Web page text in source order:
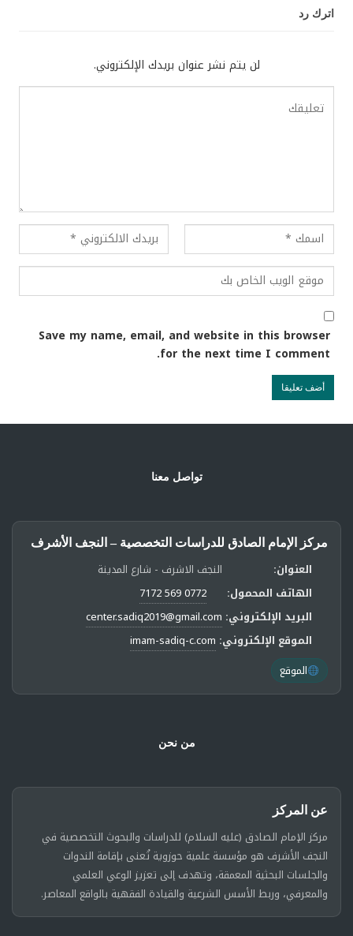
اترك رد
لن يتم نشر عنوان بريدك الإلكتروني.
Save my name, email, and website in this browser
for the next time I comment.
تواصل معنا
مركز الإمام الصادق للدراسات التخصصية – النجف الأشرف
العنوان:
النجف الاشرف - شارع المدينة
الهاتف المحمول:
0772 569 7172
البريد الإلكتروني: center.sadiq2019@gmail.com
الموقع الإلكتروني: imam-sadiq-c.com
الموقع
من نحن
عن المركز
مركز الإمام الصادق (عليه السلام) للدراسات والبحوث التخصصية في
النجف الأشرف هو مؤسسة علمية حوزوية تُعنى بإقامة الندوات
والجلسات البحثية المعمقة، وتهدف إلى تعزيز الوعي العلمي
والمعرفي، وربط الأسس الشرعية والقيادة الفقهية بالواقع المعاصر.